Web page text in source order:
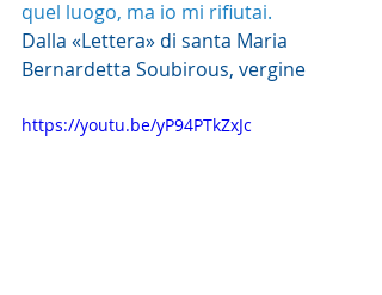
quel luogo, ma io mi rifiutai.
Dalla «Lettera» di santa Maria
Bernardetta Soubirous, vergine
https://youtu.be/yP94PTkZxJc